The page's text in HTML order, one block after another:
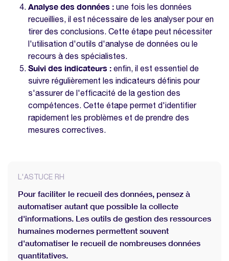
Analyse des données : une fois les données
recueillies, il est nécessaire de les analyser pour en
tirer des conclusions. Cette étape peut nécessiter
l'utilisation d'outils d'analyse de données ou le
recours à des spécialistes.
Suivi des indicateurs : enfin, il est essentiel de
suivre régulièrement les indicateurs définis pour
s'assurer de l'efficacité de la gestion des
compétences. Cette étape permet d'identifier
rapidement les problèmes et de prendre des
mesures correctives.
L'ASTUCE RH
Pour faciliter le recueil des données, pensez à
automatiser autant que possible la collecte
d'informations. Les outils de gestion des ressources
humaines modernes permettent souvent
d'automatiser le recueil de nombreuses données
quantitatives.